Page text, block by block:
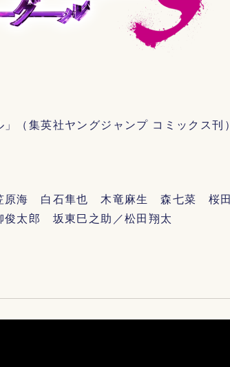
（集英社ヤングジャンプ コミックス刊）
海 白石隼也 木竜麻生 森七菜 桜田
太郎 坂東巳之助／松田翔太